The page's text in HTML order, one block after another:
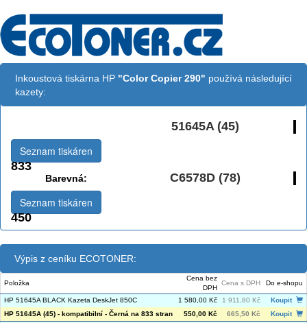
Inkoustová tiskárna HP "Color Copier 290" používá následující
kazety:
51645A (45)
833
Seznam tiskáren
Barevná: C6578D (78)
450
Seznam tiskáren
Výpis z ceníku ECOTONER:
Položka
Cena bez
DPH
Cena s DPH Do e-shopu
HP 51645A BLACK Kazeta DeskJet 850C 1 580,00 Kč 1 911,80 Kč
Koupit
HP 51645A (45) - kompatibilní - Černá na 833 stran
550,00 Kč 665,50 Kč
Koupit